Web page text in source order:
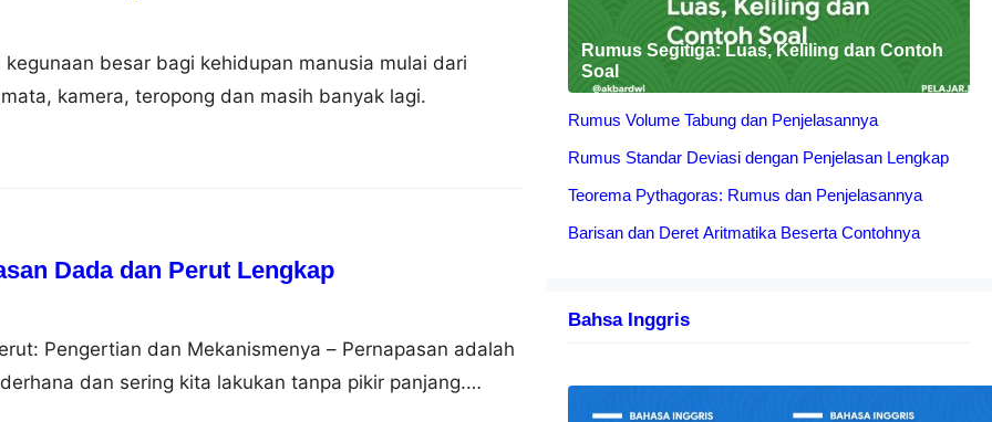
besar bagi kehidupan manusia mulai dari
kamera, teropong dan masih banyak lagi.
Dada dan Perut Lengkap
Pengertian dan Mekanismenya – Pernapasan adalah
dan sering kita lakukan tanpa pikir panjang.
Rumus Segitiga: Luas, Keliling dan Contoh
Soal
Rumus Volume Tabung dan Penjelasannya
Rumus Standar Deviasi dengan Penjelasan Lengkap
Teorema Pythagoras: Rumus dan Penjelasannya
Barisan dan Deret Aritmatika Beserta Contohnya
Bahsa Inggris